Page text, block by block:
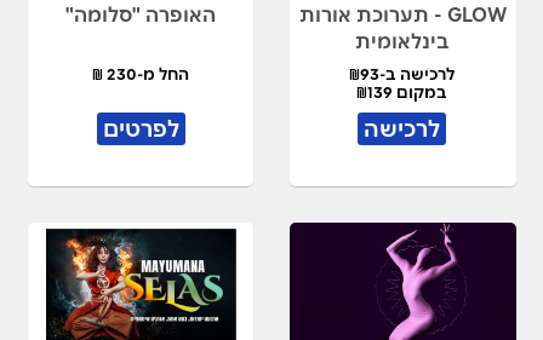
GLOW - תערוכת אורות
בינלאומית
לרכישה ב-₪93
במקום ₪139
לרכישה
האופרה "סלומה"
החל מ-230 ₪
לפרטים